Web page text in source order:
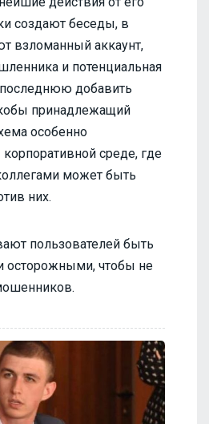
создают беседы, в
взломанный аккаунт,
и потенциальная
добавить
принадлежащий
особенно
корпоративной среде, где
может быть
них.
пользователей быть
осторожными, чтобы не